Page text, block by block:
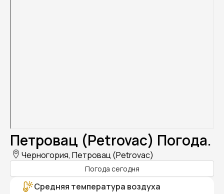
Петровац (Petrovac) Погода.
Черногория, Петровац (Petrovac)
Погода сегодня
Средняя температура воздуха